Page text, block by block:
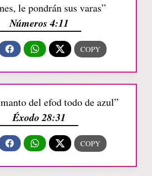
le pondrán sus varas”
Números 4:11
del efod todo de azul”
Éxodo 28:31